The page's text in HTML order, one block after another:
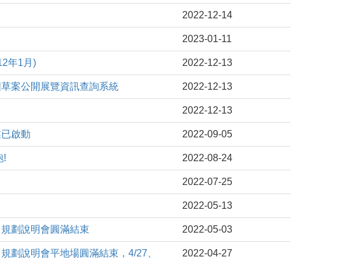
2022-12-14
2023-01-11
年1月) 2022-12-13
案公開展覽資訊查詢系統 2022-12-13
2022-12-13
啟動 2022-09-05
! 2022-08-24
2022-07-25
2022-05-13
劃說明會圓滿結束 2022-05-03
劃說明會平地場圓滿結束，4/27、
2022-04-27